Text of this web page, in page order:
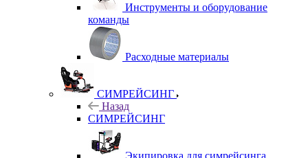
Инструменты и оборудование
команды
Расходные материалы
СИМРЕЙСИНГ
Назад
СИМРЕЙСИНГ
Экипировка для симрейсинга